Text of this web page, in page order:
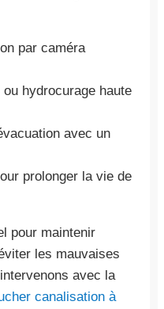
par caméra
hydrocurage haute
avec un
prolonger la vie de
pour maintenir
les mauvaises
avec la
canalisation à